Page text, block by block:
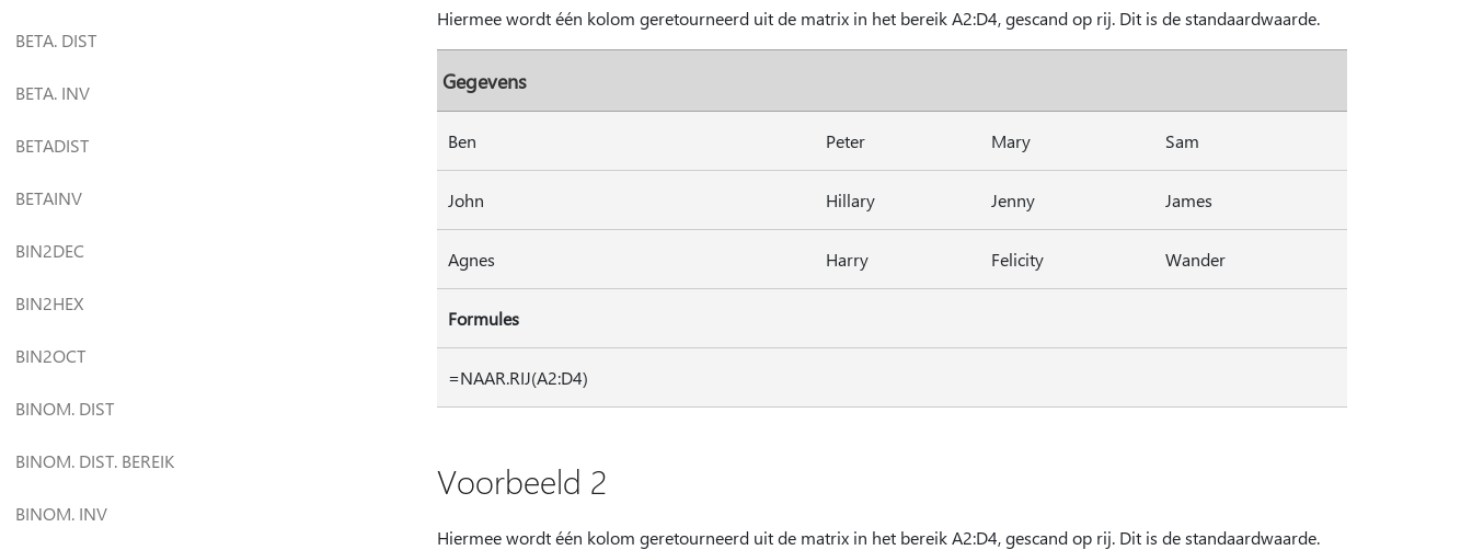
BETA. DIST
BETA. INV
BETADIST
BETAINV
BIN2DEC
BIN2HEX
BIN2OCT
BINOM. DIST
BINOM. DIST. BEREIK
BINOM. INV
Hiermee wordt één kolom geretourneerd uit de matrix in het bereik A2:D4, gescand op rij. Dit is de standaardwaarde.
Gegevens
Ben Peter Mary Sam
John Hillary Jenny James
Agnes Harry Felicity Wander
Formules
=NAAR.RIJ(A2:D4)
Voorbeeld 2
Hiermee wordt één kolom geretourneerd uit de matrix in het bereik A2:D4, gescand op rij. Dit is de standaardwaarde.